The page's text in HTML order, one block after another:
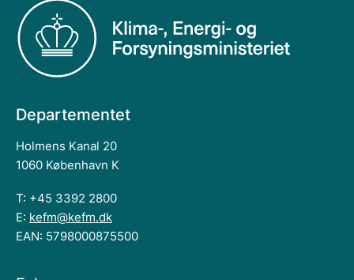
Departementet
Holmens Kanal 20
1060 København K
T: +45 3392 2800
E: kefm@kefm.dk
EAN: 5798000875500